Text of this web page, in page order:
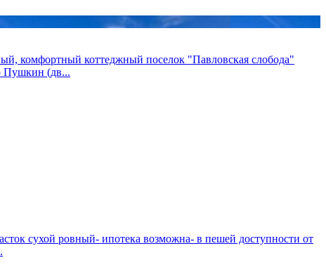
комфортный коттеджный поселок "Павловская слобода"
Пушкин (дв...
сухой ровный- ипотека возможна- в пешей доступности от